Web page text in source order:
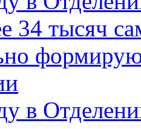
34 тысяч
в